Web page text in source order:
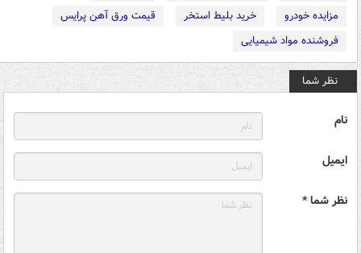
مزایده خودرو
خرید بلیط استخر
قیمت ورق آهن پرایس
فروشنده مواد شیمیایی
نظر شما
نام
ایمیل
نظر شما *